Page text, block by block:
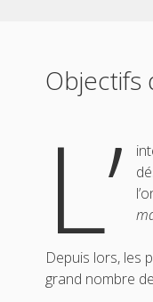
Objectifs
L’
Depuis lors, les
grand nombre